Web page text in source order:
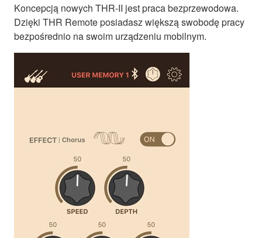
Koncepcją nowych THR-II jest praca bezprzewodowa.
Dzięki THR Remote posiadasz większą swobodę pracy
bezpośrednio na swoim urządzeniu mobilnym.